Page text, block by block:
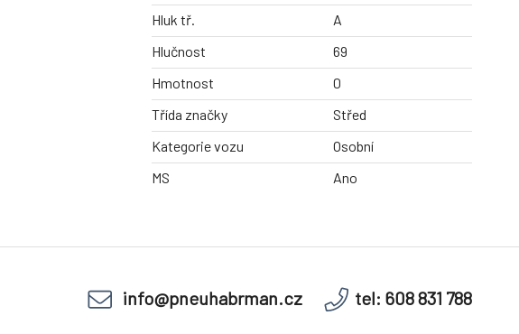
Hluk tř.
A
Hlučnost
69
Hmotnost
0
Třída značky
Střed
Kategorie vozu
Osobní
MS
Ano
info@pneuhabrman.cz tel: 608 831 788